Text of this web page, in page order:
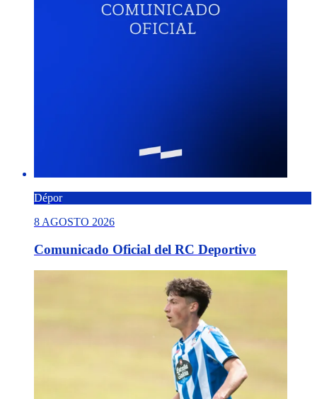
Dépor
8 AGOSTO 2026
Comunicado Oficial del RC Deportivo